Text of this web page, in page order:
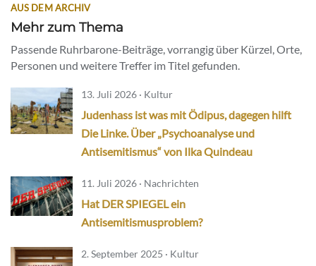
AUS DEM ARCHIV
Mehr zum Thema
Passende Ruhrbarone-Beiträge, vorrangig über Kürzel, Orte,
Personen und weitere Treffer im Titel gefunden.
13. Juli 2026 · Kultur
Judenhass ist was mit Ödipus, dagegen hilft
Die Linke. Über „Psychoanalyse und
Antisemitismus“ von Ilka Quindeau
11. Juli 2026 · Nachrichten
Hat DER SPIEGEL ein
Antisemitismusproblem?
2. September 2025 · Kultur